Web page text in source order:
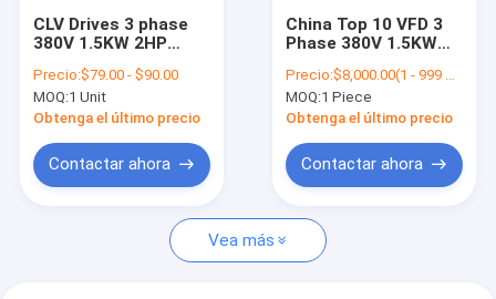
del inversor solar de la rejilla
Inversor solar de la bomba de agua
Inversor solar de corriente continua
inversor solar la monofásico
CLV Drives 3 phase
380V 1.5KW 2HP
for solar water pump
system AC DC vfd
inverter hot sale
Precio:$79.00 - $90.00
MOQ:1 Unit
Obtenga el último precio
Contactar ahora
China Top 10 VFD 3
Phase 380V 1.5KW
frequency drive AC
Drives
Precio:$8,000.00(1 - 999 Pieces) $60.00(>=1000 Pieces)
MOQ:1 Piece
Obtenga el último precio
Contactar ahora
Vea más